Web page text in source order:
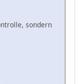
sondern